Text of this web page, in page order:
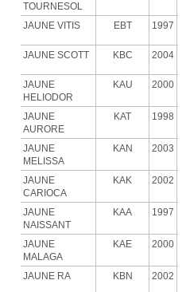
TOURNESOL
JAUNE VITIS EBT 1997
JAUNE SCOTT KBC 2004
JAUNE
HELIODOR
KAU 2000
JAUNE
AURORE
KAT 1998
JAUNE
MELISSA
KAN 2003
JAUNE
CARIOCA
KAK 2002
JAUNE
NAISSANT
KAA 1997
JAUNE
MALAGA
KAE 2000
JAUNE RA KBN 2002